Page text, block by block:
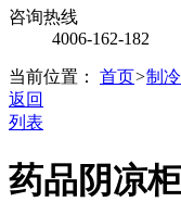
咨询热线
4006-162-182
当前位置： 首页>制
返回
列表
药品阴凉